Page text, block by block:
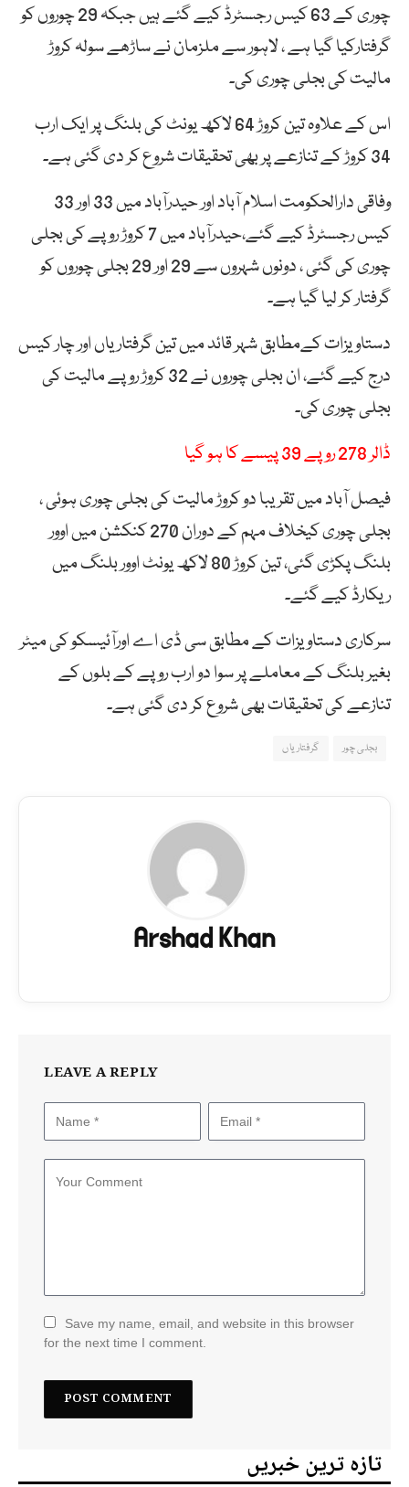
چوری کے 63 کیس رجسٹرڈ کیے گئے ہیں جبکہ 29 چوروں کو
گرفتارکیا گیا ہے ، لاہور سے ملزمان نے ساڑھے سولہ کروڑ
مالیت کی بجلی چوری کی۔
اس کے علاوہ تین کروڑ 64 لاکھ یونٹ کی بلنگ پر ایک ارب
34 کروڑ کے تنازعے پر بھی تحقیقات شروع کر دی گئی ہے۔
وفاقی دارالحکومت اسلام آباد اور حیدرآباد میں 33 اور 33
کیس رجسٹرڈ کیے گئے،حیدرآباد میں 7 کروڑ روپے کی بجلی
چوری کی گئی ، دونوں شہروں سے 29 اور 29 بجلی چوروں کو
گرفتار کر لیا گیا ہے۔
دستاویزات کےمطابق شہر قائد میں تین گرفتاریاں اور چار کیس
درج کیے گئے، ان بجلی چوروں نے 32 کروڑ روپے مالیت کی
بجلی چوری کی۔
ڈالر 278 روپے 39 پیسے کا ہو گیا
فیصل آباد میں تقریبا دو کروڑ مالیت کی بجلی چوری ہوئی ،
بجلی چوری کیخلاف مہم کے دوران 270 کنکشن میں اوور
بلنگ پکڑی گئی، تین کروڑ 80 لاکھ یونٹ اوور بلنگ میں
ریکارڈ کیے گئے۔
سرکاری دستاویزات کے مطابق سی ڈی اے اورآئیسکو کی میٹر
بغیر بلنگ کے معاملے پر سوا دو ارب روپے کے بلوں کے
تنازعے کی تحقیقات بھی شروع کر دی گئی ہے۔
بجلی چور گرفتاریاں
Arshad Khan
LEAVE A REPLY
Save my name, email, and website in this browser
for the next time I comment.
تازہ ترین خبریں